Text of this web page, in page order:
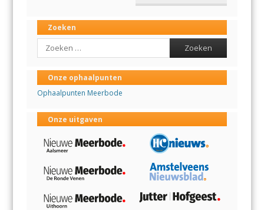
Zoeken
Search
Onze ophaalpunten
Ophaalpunten Meerbode
Onze uitgaven